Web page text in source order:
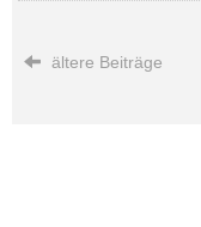
ältere Beiträge